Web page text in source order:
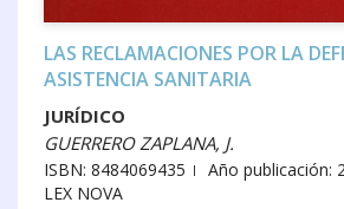
LAS RECLAMACIONES POR LA
ASISTENCIA SANITARIA
JURÍDICO
GUERRERO ZAPLANA, J.
ISBN: 8484069435
Año publicación:
LEX NOVA